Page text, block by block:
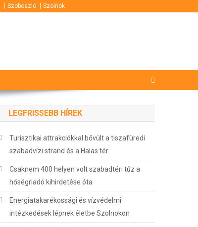
Szoboszló Szolnok
LEGFRISSEBB HÍREK
Turisztikai attrakciókkal bővült a tiszafüredi
szabadvízi strand és a Halas tér
Csaknem 400 helyen volt szabadtéri tűz a
hőségriadó kihirdetése óta
Energiatakarékossági és vízvédelmi
intézkedések lépnek életbe Szolnokon